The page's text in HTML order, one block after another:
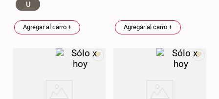
U
Agregar al carro + Agregar al carro +